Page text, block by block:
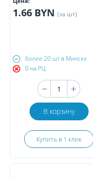
1.66 BYN (за шт)
более 20 шт в Минске
0 на РЦ
В корзину
Купить в 1 клик